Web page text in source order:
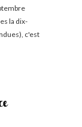
la dix-
c'est